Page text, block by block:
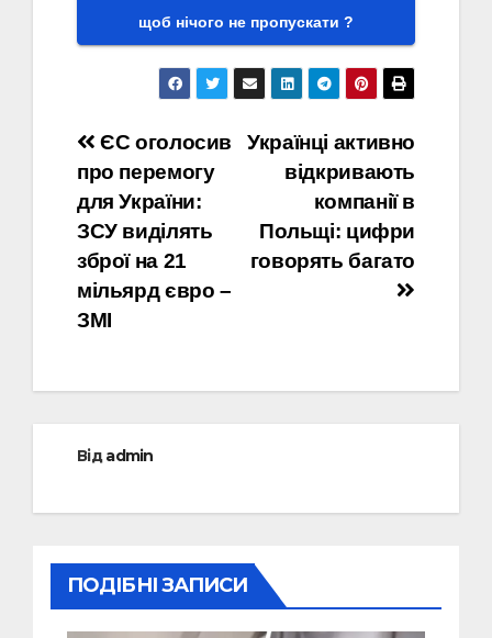
щоб нічого не пропускати ?
Навігація
записів
Українці активно
відкривають
компанії в
Польщі: цифри
говорять багато
ЄС оголосив
про перемогу
для України:
ЗСУ виділять
зброї на 21
мільярд євро –
ЗМІ
Відadmin
ПОДІБНІ ЗАПИСИ